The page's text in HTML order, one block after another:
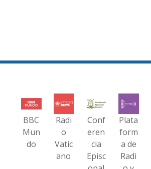
BBC
Mun
do
Radi
o
Vatic
ano
Conf
eren
cia
Episc
Plata
form
a de
Radi